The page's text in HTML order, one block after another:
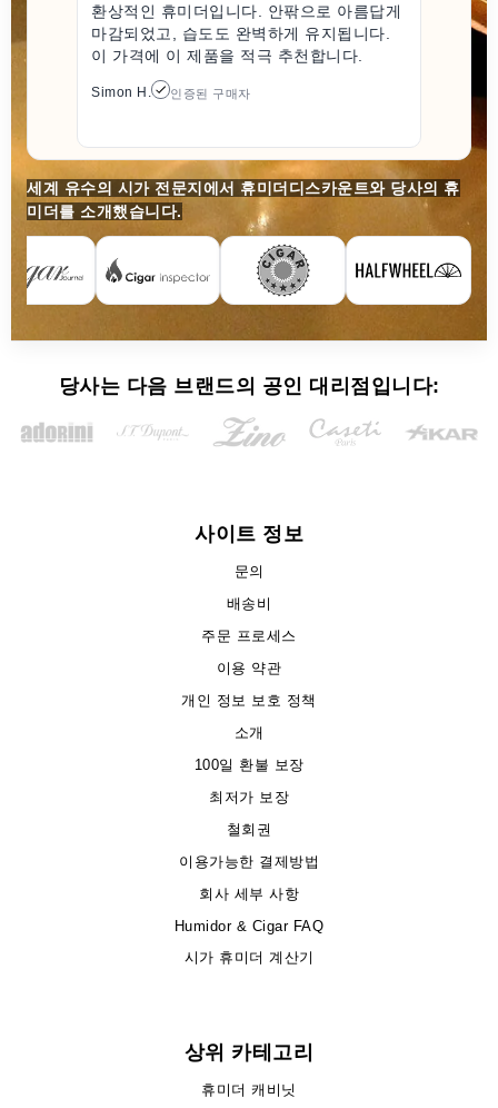
환상적인 휴미더입니다. 안팎으로 아름답게
마감되었고, 습도도 완벽하게 유지됩니다.
이 가격에 이 제품을 적극 추천합니다.
Simon H. 인증된 구매자
세계 유수의 시가 전문지에서 휴미더디스카운트와 당사의 휴
미더를 소개했습니다.
당사는 다음 브랜드의 공인 대리점입니다:
사이트 정보
문의
배송비
주문 프로세스
이용 약관
개인 정보 보호 정책
소개
100일 환불 보장
최저가 보장
철회권
이용가능한 결제방법
회사 세부 사항
Humidor & Cigar FAQ
시가 휴미더 계산기
상위 카테고리
휴미더 캐비닛